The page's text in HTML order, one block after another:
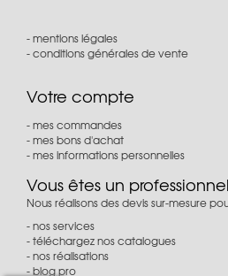
mentions légales
conditions générales de vente
Votre compte
mes commandes
mes bons d'achat
mes informations personnelles
Vous êtes un
Nous réalisons des devis sur-mesure
nos services
téléchargez nos catalogues
nos réalisations
blog pro